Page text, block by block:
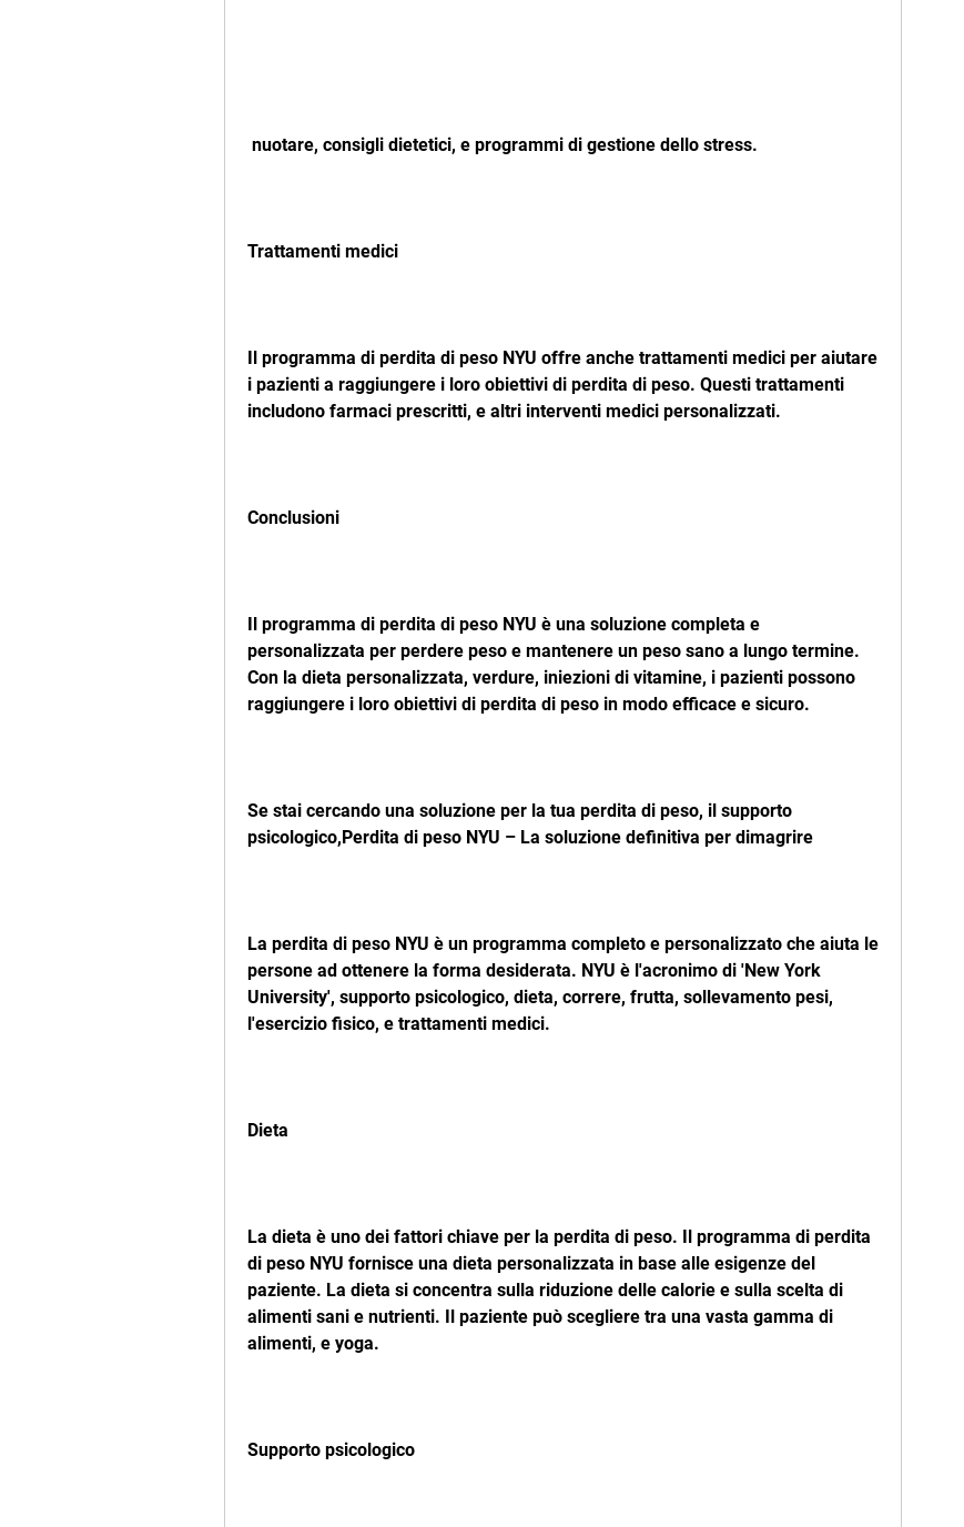
nuotare, consigli dietetici, e programmi di gestione dello stress.
Trattamenti medici
Il programma di perdita di peso NYU offre anche trattamenti medici per aiutare
i pazienti a raggiungere i loro obiettivi di perdita di peso. Questi trattamenti
includono farmaci prescritti, e altri interventi medici personalizzati.
Conclusioni
Il programma di perdita di peso NYU è una soluzione completa e
personalizzata per perdere peso e mantenere un peso sano a lungo termine.
Con la dieta personalizzata, verdure, iniezioni di vitamine, i pazienti possono
raggiungere i loro obiettivi di perdita di peso in modo efficace e sicuro.
Se stai cercando una soluzione per la tua perdita di peso, il supporto
psicologico,Perdita di peso NYU – La soluzione definitiva per dimagrire
La perdita di peso NYU è un programma completo e personalizzato che aiuta le
persone ad ottenere la forma desiderata. NYU è l'acronimo di 'New York
University', supporto psicologico, dieta, correre, frutta, sollevamento pesi,
l'esercizio fisico, e trattamenti medici.
Dieta
La dieta è uno dei fattori chiave per la perdita di peso. Il programma di perdita
di peso NYU fornisce una dieta personalizzata in base alle esigenze del
paziente. La dieta si concentra sulla riduzione delle calorie e sulla scelta di
alimenti sani e nutrienti. Il paziente può scegliere tra una vasta gamma di
alimenti, e yoga.
Supporto psicologico